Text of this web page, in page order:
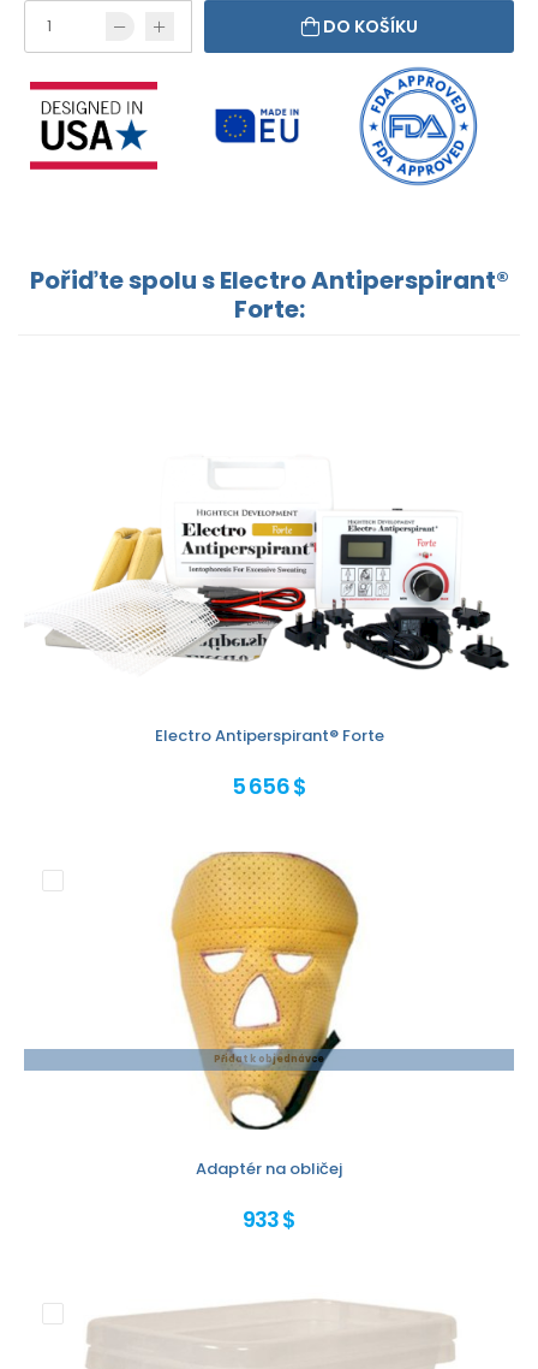
DO KOŠÍKU
Pořiďte spolu s Electro Antiperspirant®
Forte:
Electro Antiperspirant® Forte
5 656 $
Přidat k objednávce
Adaptér na obličej
933 $